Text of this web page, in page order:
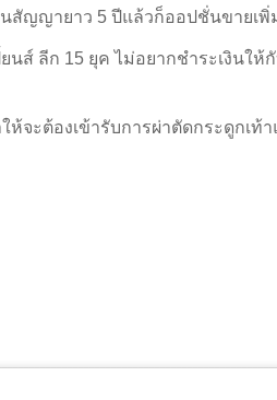
สัญญายาว 5 ปีแล้วก็ออปชั่นขายเพิ่
ส์ ลีก 15 ยุค ไม่อยากชำระเงิน
จะต้องเข้ารับการผ่าตัดกระดูกเ